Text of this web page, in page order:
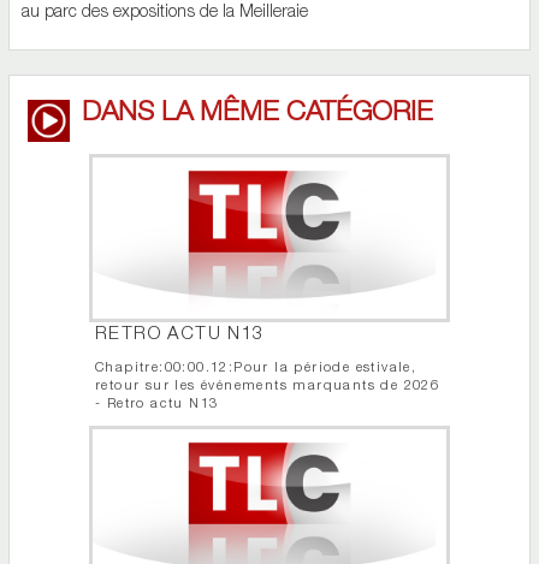
au parc des expositions de la Meilleraie
DANS LA MÊME CATÉGORIE
RETRO ACTU N13
Chapitre:00:00.12:Pour la période estivale,
retour sur les événements marquants de 2026
- Retro actu N13